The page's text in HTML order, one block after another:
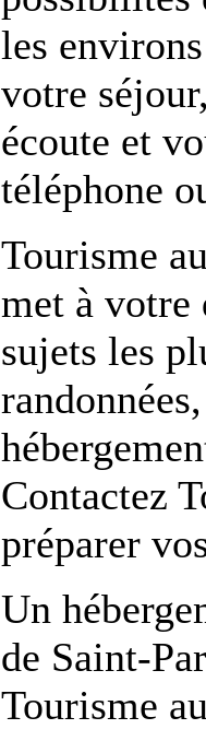
les
votre
écoute et
téléphone
Tourisme
met à votre
sujets les
Contactez
préparer
Un
de Saint-
Tourisme